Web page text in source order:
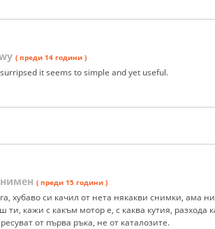
( преди 14 години )
it seems to simple and yet useful.
( преди 15 години )
хубаво си качил от нета някакви снимки, ама
ти, кажи с какъм мотор е, с каква кутия, разхода
от първа ръка, не от каталозите.